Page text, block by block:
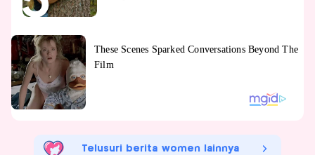
Telusuri berita women lainnya